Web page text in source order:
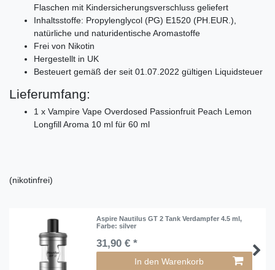
Flaschen mit Kindersicherungsverschluss geliefert
Inhaltsstoffe: Propylenglycol (PG) E1520 (PH.EUR.),
natürliche und naturidentische Aromastoffe
Frei von Nikotin
Hergestellt in UK
Besteuert gemäß der seit 01.07.2022 gültigen Liquidsteuer
Lieferumfang:
1 x Vampire Vape Overdosed Passionfruit Peach Lemon
Longfill Aroma 10 ml für 60 ml
(nikotinfrei)
Aspire Nautilus GT 2 Tank Verdampfer 4.5 ml,
Farbe: silver
31,90 € *
In den Warenkorb